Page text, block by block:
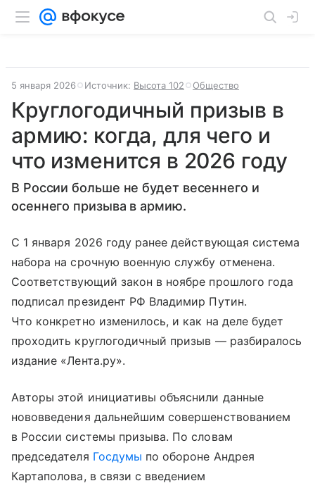
5 января 2026 Источник: Высота 102 Общество
Круглогодичный призыв в
армию: когда, для чего и
что изменится в 2026 году
В России больше не будет весеннего и
осеннего призыва в армию.
С 1 января 2026 году ранее действующая система
набора на срочную военную службу отменена.
Соответствующий закон в ноябре прошлого года
подписал президент РФ Владимир Путин.
Что конкретно изменилось, и как на деле будет
проходить круглогодичный призыв — разбиралось
издание «Лента.ру».
Авторы этой инициативы объяснили данные
нововведения дальнейшим совершенствованием
в России системы призыва. По словам
председателя Госдумы по обороне Андрея
Картаполова, в связи с введением